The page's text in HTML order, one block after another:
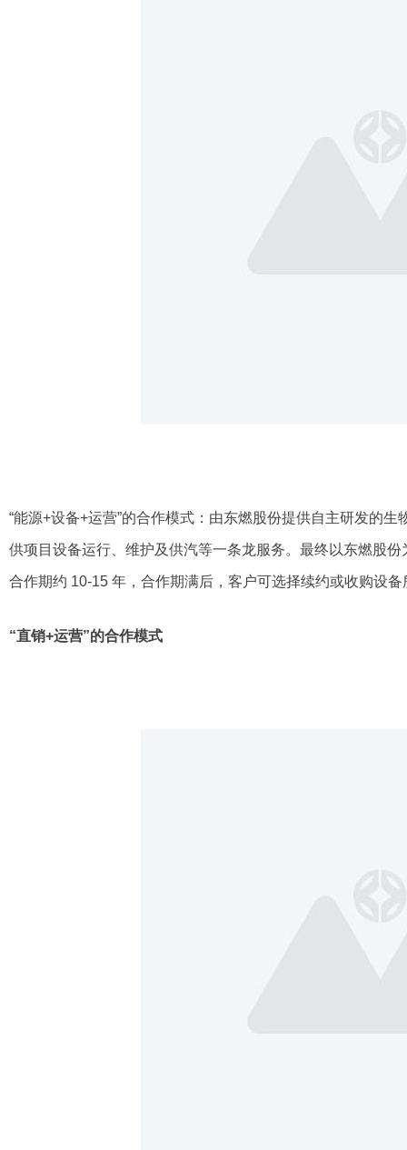
“能源+设备+运营”的合作模式：由东燃股份提供自主研发的
供项目设备运行、维护及供汽等一条龙服务。最终以东燃股
合作期约 10-15 年，合作期满后，客户可选择续约或收购设备
“直销+运营”的合作模式